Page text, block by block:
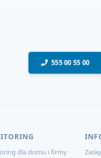
555 00 55 00
dla domu i firmy